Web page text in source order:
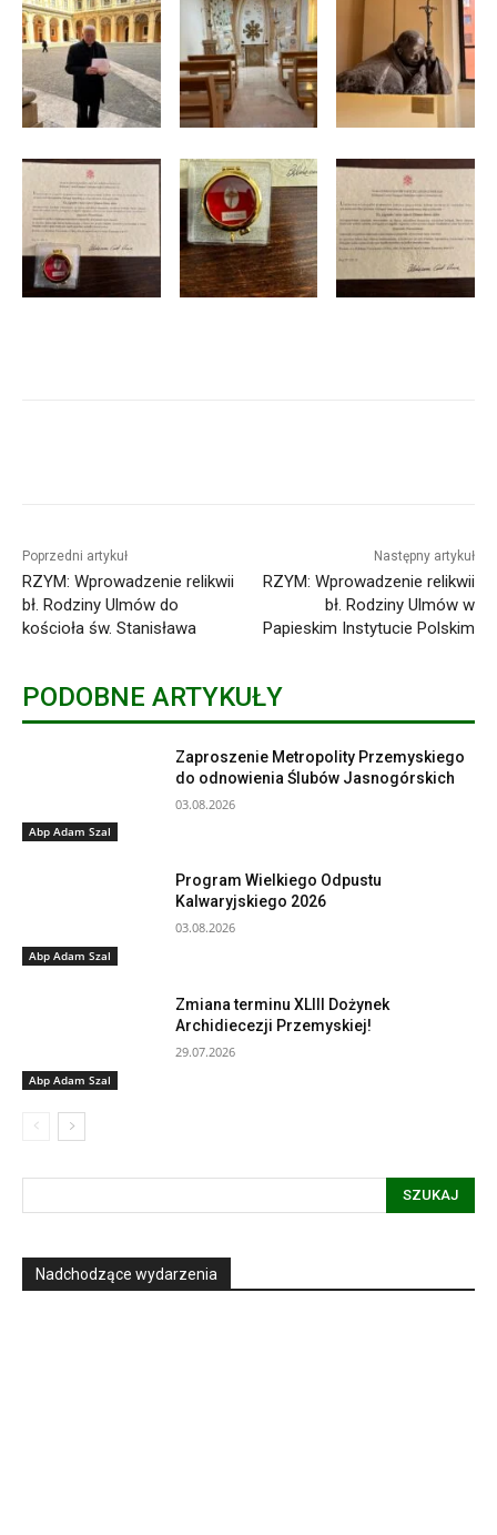
Poprzedni artykuł
RZYM: Wprowadzenie relikwii
bł. Rodziny Ulmów do
kościoła św. Stanisława
Następny artykuł
RZYM: Wprowadzenie relikwii
bł. Rodziny Ulmów w
Papieskim Instytucie Polskim
PODOBNE ARTYKUŁY
Abp Adam Szal
Zaproszenie Metropolity Przemyskiego
do odnowienia Ślubów Jasnogórskich
03.08.2026
Abp Adam Szal
Program Wielkiego Odpustu
Kalwaryjskiego 2026
03.08.2026
Abp Adam Szal
Zmiana terminu XLIII Dożynek
Archidiecezji Przemyskiej!
29.07.2026
SZUKAJ
Nadchodzące wydarzenia